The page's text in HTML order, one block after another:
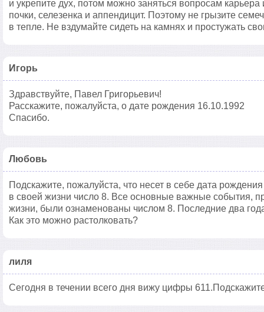
и укрепите дух, потом можно заняться вопросам
почки, селезенка и аппендицит. Поэтому не грызите
в тепле. Не вздумайте сидеть на камнях и простужать
Игорь
Здравствуйте, Павел Григорьевич!
Расскажите, пожалуйста, о дате рождения 16.10.1992
Спасибо.
Любовь
Подскажите, пожалуйста, что несет в себе дата
в своей жизни число 8. Все основные важные события,
жизни, были ознаменованы числом 8. Последние два
Как это можно растолковать?
лиля
Сегодня в течении всего дня вижу цифры